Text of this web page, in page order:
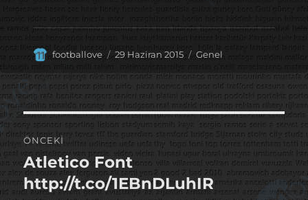
Yazar
footballove
Yayın
29 Haziran 2015 Kategoriler
Genel
Yazı
gezinmesi
ÖNCEKI
Önceki
yazı:
Atletico Font
http://t.co/1EBnDLuhIR